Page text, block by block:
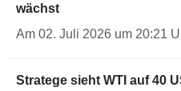
wächst
Am 02. Juli 2026 um 20:21
Stratege sieht WTI auf 40